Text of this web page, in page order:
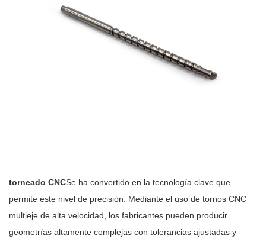
torneado CNCSe ha convertido en la tecnología clave que
permite este nivel de precisión. Mediante el uso de tornos CNC
multieje de alta velocidad, los fabricantes pueden producir
geometrías altamente complejas con tolerancias ajustadas y